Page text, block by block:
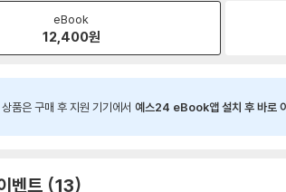
eBook
12,400원
상품은 구매 후 지원 기기에서 예스24 eBook앱 설치 후 바로
벤트 13